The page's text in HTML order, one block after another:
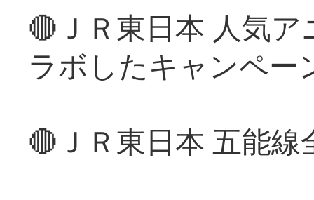
🔴ＪＲ東日本 人気
ラボしたキャンペー
🔴ＪＲ東日本 五能